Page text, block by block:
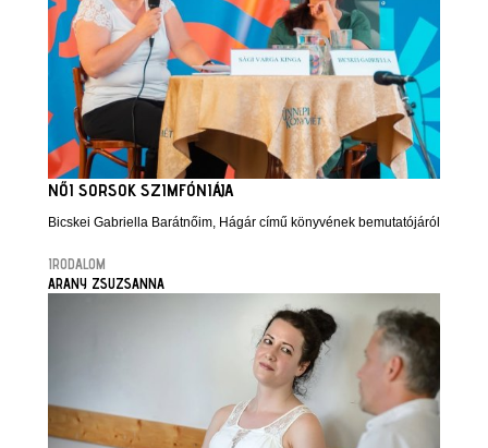
NŐI SORSOK SZIMFÓNIÁJA
Bicskei Gabriella Barátnőim, Hágár című könyvének bemutatójáról
IRODALOM
ARANY ZSUZSANNA